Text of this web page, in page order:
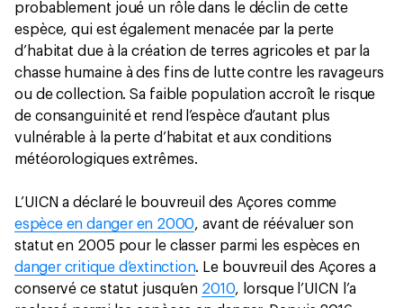
probablement joué un rôle dans le déclin de cette
espèce, qui est également menacée par la perte
d’habitat due à la création de terres agricoles et par la
chasse humaine à des fins de lutte contre les ravageurs
ou de collection. Sa faible population accroît le risque
de consanguinité et rend l’espèce d’autant plus
vulnérable à la perte d’habitat et aux conditions
météorologiques extrêmes.
L’UICN a déclaré le bouvreuil des Açores comme
espèce en danger en 2000, avant de réévaluer son
statut en 2005 pour le classer parmi les espèces en
danger critique d’extinction. Le bouvreuil des Açores a
conservé ce statut jusqu’en 2010, lorsque l’UICN l’a